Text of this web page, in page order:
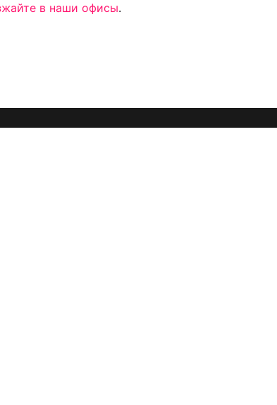
в наши офисы.